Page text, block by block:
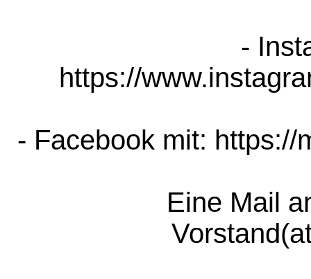
-
https://
- Facebook mit: https://
Eine Mail